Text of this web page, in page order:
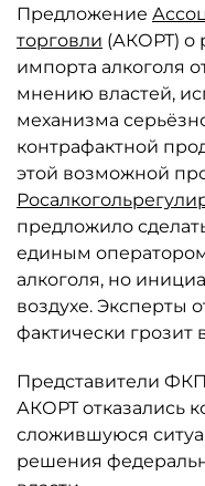
Предложение
торговли (АКОРТ) о
импорта алкоголя
мнению властей,
механизма
контрафактной
этой возможной
предложило
единым
алкоголя, но
воздухе. Эксперты
фактически
Представители
АКОРТ отказались
сложившуюся
решения